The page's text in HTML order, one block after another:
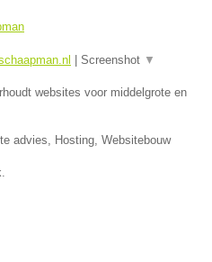
Screenshot ▼
websites voor middelgrote en
advies, Hosting, Websitebouw